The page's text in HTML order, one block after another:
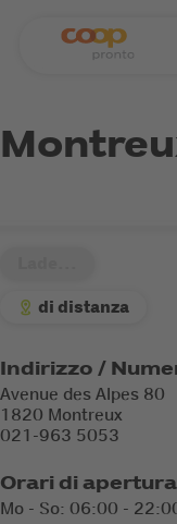
di distanza
Indirizzo /
Avenue des Alpes 80
1820 Montreux
021-963 5053
Orari di apertura
Mo - So: 06:00 -